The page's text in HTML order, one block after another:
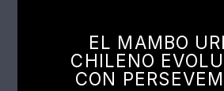
EL MAMBO
CHILENO
CON